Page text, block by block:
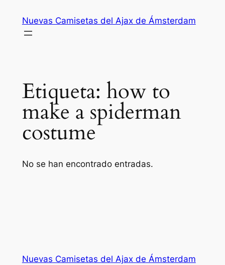
contenido
Nuevas Camisetas del Ajax de Ámsterdam
Etiqueta: how to
make a spiderman
costume
No se han encontrado entradas.
Nuevas Camisetas del Ajax de Ámsterdam